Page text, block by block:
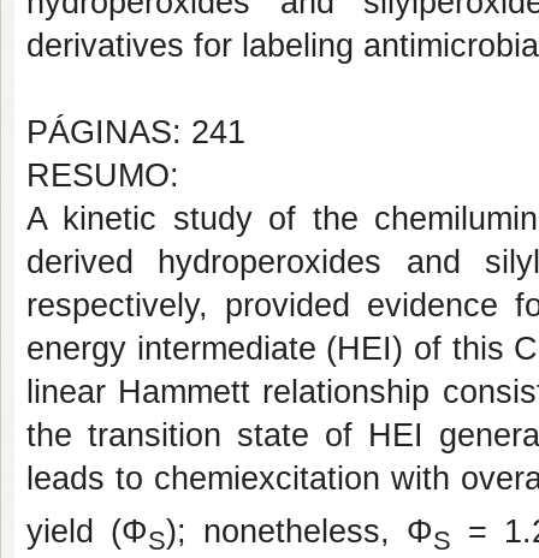
derivatives for labeling
PÁGINAS: 241
RESUMO:
A kinetic study of the
derived hydroperoxides and
respectively, provided evidence
energy intermediate (HEI) of this
linear Hammett relationship
the transition state of HEI
leads to chemiexcitation with
yield (ΦS); nonetheless, ΦS
=